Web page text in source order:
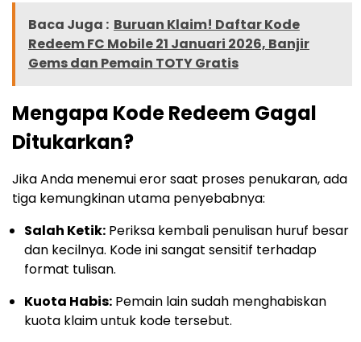
Baca Juga : Buruan Klaim! Daftar Kode
Redeem FC Mobile 21 Januari 2026, Banjir
Gems dan Pemain TOTY Gratis
Mengapa Kode Redeem Gagal
Ditukarkan?
Jika Anda menemui eror saat proses penukaran, ada
tiga kemungkinan utama penyebabnya:
Salah Ketik: Periksa kembali penulisan huruf besar
dan kecilnya. Kode ini sangat sensitif terhadap
format tulisan.
Kuota Habis: Pemain lain sudah menghabiskan
kuota klaim untuk kode tersebut.